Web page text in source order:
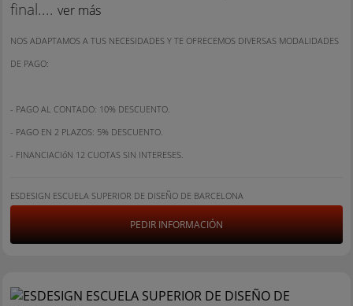
final.... ver más
NOS ADAPTAMOS A TUS NECESIDADES Y TE OFRECEMOS DIVERSAS MODALIDADES
DE PAGO:
- PAGO AL CONTADO: 10% DESCUENTO.
- PAGO EN 2 PLAZOS: 5% DESCUENTO.
- FINANCIACIóN 12 CUOTAS SIN INTERESES.
ESDESIGN ESCUELA SUPERIOR DE DISEÑO DE BARCELONA
PEDIR INFORMACIÓN